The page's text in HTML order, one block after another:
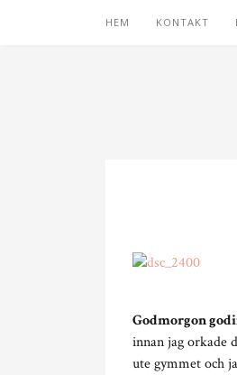
HEM KONTAKT
Godmorgon
innan jag orkade
ute gymmet och